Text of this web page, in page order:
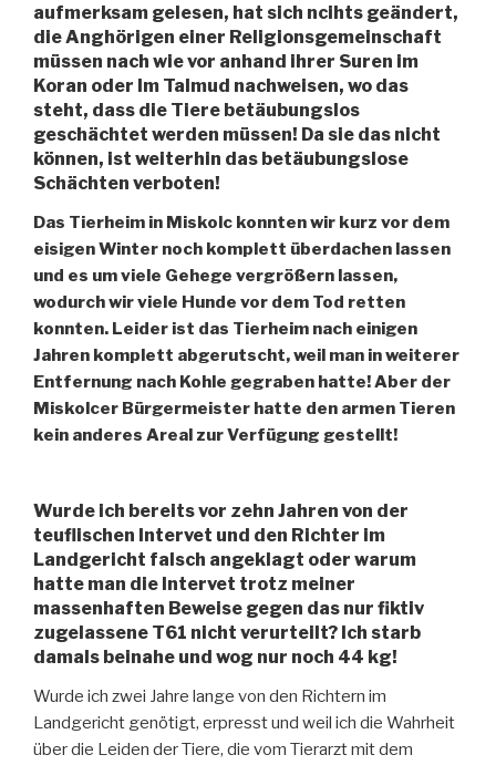
aufmerksam gelesen, hat sich ncihts geändert,
die Anghörigen einer Religionsgemeinschaft
müssen nach wie vor anhand ihrer Suren im
Koran oder Im Talmud nachweisen, wo das
steht, dass die Tiere betäubungslos
geschächtet werden müssen! Da sie das nicht
können, ist weiterhin das betäubungslose
Schächten verboten!
Das Tierheim in Miskolc konnten wir kurz vor dem
eisigen Winter noch komplett überdachen lassen
und es um viele Gehege vergrößern lassen,
wodurch wir viele Hunde vor dem Tod retten
konnten. Leider ist das Tierheim nach einigen
Jahren komplett abgerutscht, weil man in weiterer
Entfernung nach Kohle gegraben hatte! Aber der
Miskolcer Bürgermeister hatte den armen Tieren
kein anderes Areal zur Verfügung gestellt!
Wurde ich bereits vor zehn Jahren von der
teuflischen Intervet und den Richter im
Landgericht falsch angeklagt oder warum
hatte man die Intervet trotz meiner
massenhaften Beweise gegen das nur fiktiv
zugelassene T61 nicht verurteilt? Ich starb
damals beinahe und wog nur noch 44 kg!
Wurde ich zwei Jahre lange von den Richtern im
Landgericht genötigt, erpresst und weil ich die Wahrheit
über die Leiden der Tiere, die vom Tierarzt mit dem